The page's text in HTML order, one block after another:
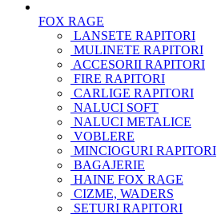
FOX RAGE
LANSETE RAPITORI
MULINETE RAPITORI
ACCESORII RAPITORI
FIRE RAPITORI
CARLIGE RAPITORI
NALUCI SOFT
NALUCI METALICE
VOBLERE
MINCIOGURI RAPITORI
BAGAJERIE
HAINE FOX RAGE
CIZME, WADERS
SETURI RAPITORI